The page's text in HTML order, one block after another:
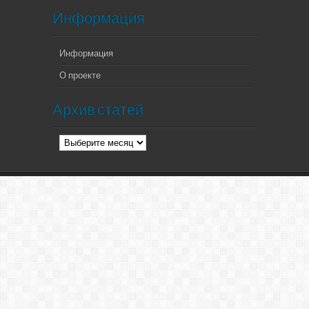
Информация
Информация
О проекте
Архив статей
Архив
статей